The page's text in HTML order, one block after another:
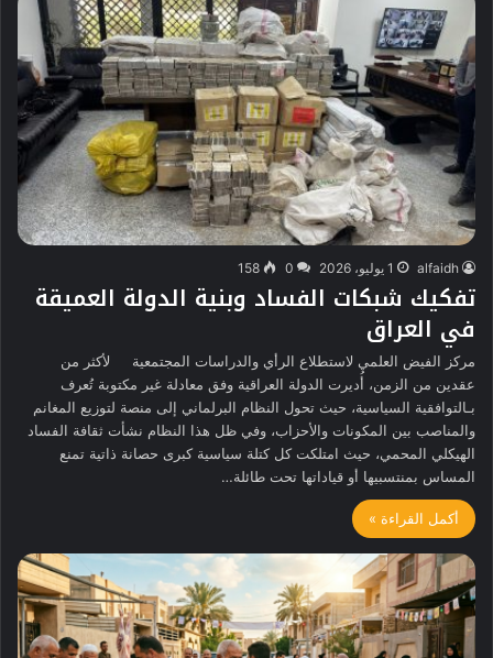
alfaidh 1 يوليو، 2026 0
158
تفكيك شبكات الفساد وبنية الدولة العميقة
في العراق
مركز الفيض العلمي لاستطلاع الرأي والدراسات المجتمعية لأكثر من
عقدين من الزمن، أُديرت الدولة العراقية وفق معادلة غير مكتوبة تُعرف
بـالتوافقية السياسية، حيث تحول النظام البرلماني إلى منصة لتوزيع المغانم
والمناصب بين المكونات والأحزاب، وفي ظل هذا النظام نشأت ثقافة الفساد
الهيكلي المحمي، حيث امتلكت كل كتلة سياسية كبرى حصانة ذاتية تمنع
المساس بمنتسبيها أو قياداتها تحت طائلة…
أكمل القراءة »